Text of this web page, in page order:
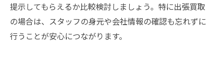
提示してもらえるか比較検討しましょう。特に出張買取
の場合は、スタッフの身元や会社情報の確認も忘れずに
行うことが安心につながります。